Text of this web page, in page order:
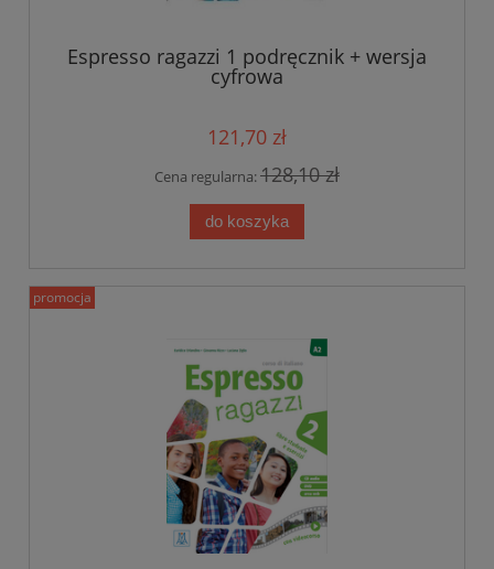
Espresso ragazzi 1 podręcznik + wersja
cyfrowa
121,70 zł
Cena regularna:128,10 zł
do koszyka
promocja